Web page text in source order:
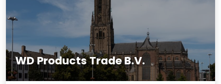
WD Products Trade B.V.